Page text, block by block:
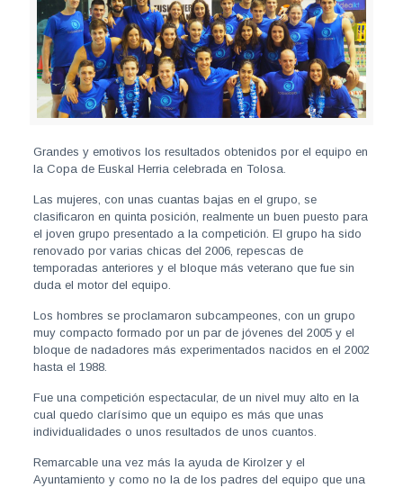
Grandes y emotivos los resultados obtenidos por el equipo en
la Copa de Euskal Herria celebrada en Tolosa.
Las mujeres, con unas cuantas bajas en el grupo, se
clasificaron en quinta posición, realmente un buen puesto para
el joven grupo presentado a la competición. El grupo ha sido
renovado por varias chicas del 2006, repescas de
temporadas anteriores y el bloque más veterano que fue sin
duda el motor del equipo.
Los hombres se proclamaron subcampeones, con un grupo
muy compacto formado por un par de jóvenes del 2005 y el
bloque de nadadores más experimentados nacidos en el 2002
hasta el 1988.
Fue una competición espectacular, de un nivel muy alto en la
cual quedo clarísimo que un equipo es más que unas
individualidades o unos resultados de unos cuantos.
Remarcable una vez más la ayuda de Kirolzer y el
Ayuntamiento y como no la de los padres del equipo que una